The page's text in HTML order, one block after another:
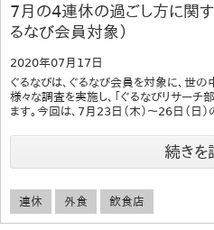
7月の4連休の過ごし方に関
るなび会員対象）
2020年07月17日
ぐるなびは、ぐるなび会員を対象に、世
様々な調査を実施し、「ぐるなびリサーチ
ます。今回は、7月23日（木）～26日（日
続きを
連休 外食 飲食店